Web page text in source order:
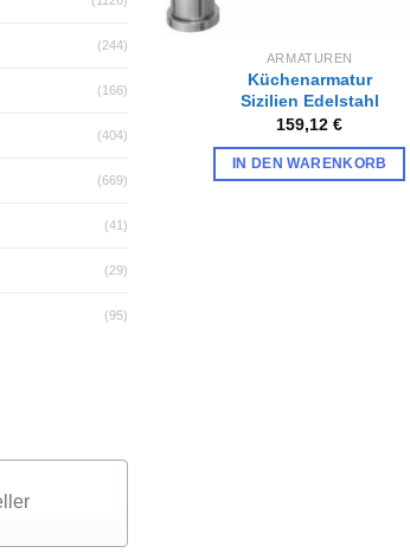
(244)
(166)
(404)
(669)
(41)
(29)
(95)
ARMATUREN
Küchenarmatur
Sizilien Edelstahl
159,12€
IN DEN WARENKORB